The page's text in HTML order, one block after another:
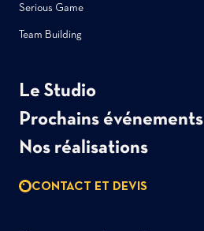
Serious Game
Team Building
Le Studio
Prochains événements
Nos réalisations
CONTACT ET DEVIS